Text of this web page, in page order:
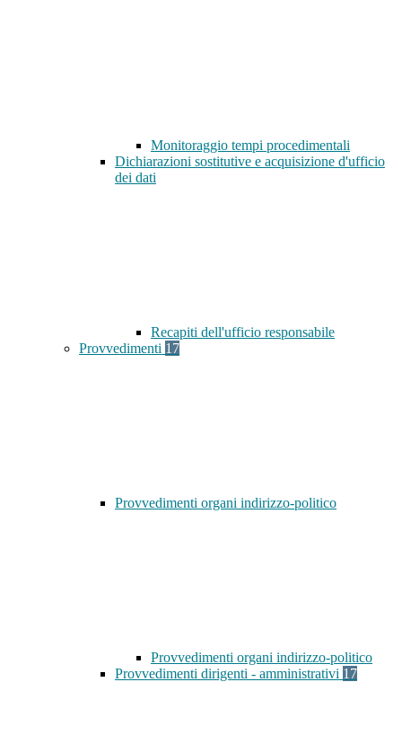
Monitoraggio tempi procedimentali
Dichiarazioni sostitutive e acquisizione d'ufficio
dei dati
Recapiti dell'ufficio responsabile
Provvedimenti 17
Provvedimenti organi indirizzo-politico
Provvedimenti organi indirizzo-politico
Provvedimenti dirigenti - amministrativi 17